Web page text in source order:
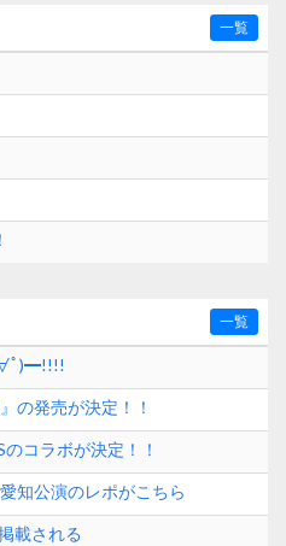
一覧
一覧
∀ﾟ)━!!!!
の発売が決定！！
コラボが決定！！
知公演のレポがこちら
載される